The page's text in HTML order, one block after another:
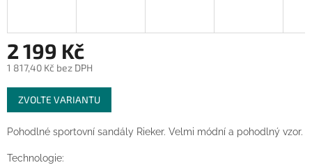
2 199 Kč
1 817,40 Kč bez DPH
Měrná
cena:
ZVOLTE VARIANTU
Pohodlné sportovní sandály Rieker. Velmi módní a pohodlný vzor.
Technologie: